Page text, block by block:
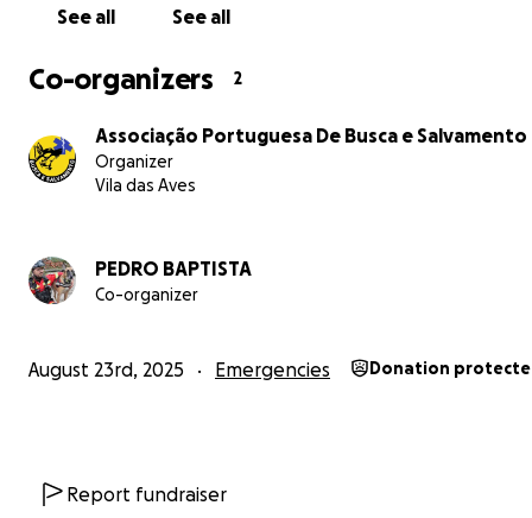
See all See all
Co-organizers 2
Associação Portuguesa De Busca e Salvamento
Organizer
Vila das Aves
PEDRO BAPTISTA
Co-organizer
August 23rd, 2025 Emergencies Donation
Report fundraiser